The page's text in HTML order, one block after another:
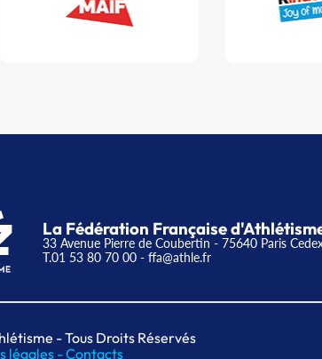
La Fédération Française
33 Avenue Pierre de Coubertin - 75640 Paris
T.01 53 80 70 00 - ffa@athle.fr
- Tous Droits Réservés
légales -Contacts